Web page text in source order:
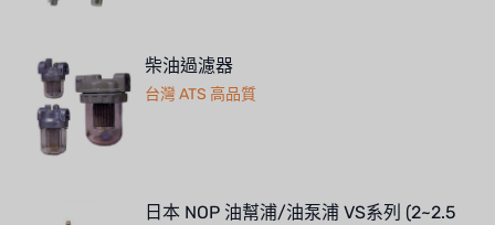
柴油過濾器
台灣 ATS 高品質
日本 NOP 油幫浦/油泵浦 VS系列 (2~2.5